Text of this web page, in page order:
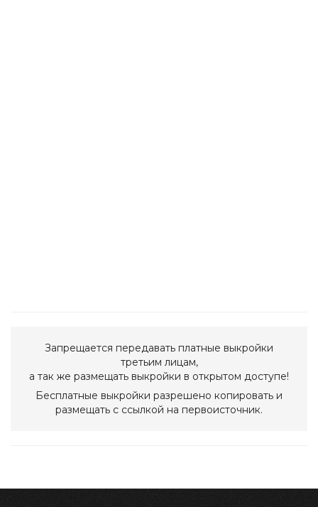
Запрещается передавать платные выкройки
третьим лицам,
а так же размещать выкройки в открытом доступе!
Бесплатные выкройки разрешено копировать и
размещать с ссылкой на первоисточник.